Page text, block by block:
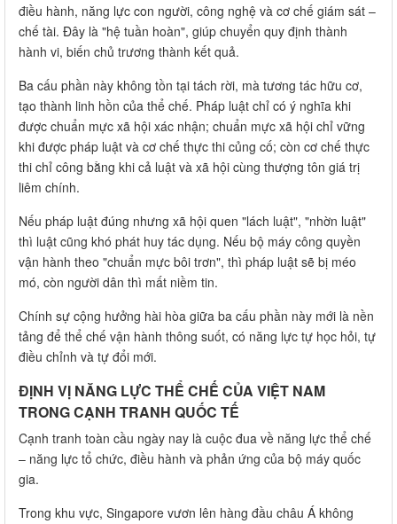
điều hành, năng lực con người, công nghệ và cơ chế giám sát –
chế tài. Đây là "hệ tuần hoàn", giúp chuyển quy định thành
hành vi, biến chủ trương thành kết quả.
Ba cấu phần này không tồn tại tách rời, mà tương tác hữu cơ,
tạo thành linh hồn của thể chế. Pháp luật chỉ có ý nghĩa khi
được chuẩn mực xã hội xác nhận; chuẩn mực xã hội chỉ vững
khi được pháp luật và cơ chế thực thi củng cố; còn cơ chế thực
thi chỉ công bằng khi cả luật và xã hội cùng thượng tôn giá trị
liêm chính.
Nếu pháp luật đúng nhưng xã hội quen "lách luật", "nhờn luật"
thì luật cũng khó phát huy tác dụng. Nếu bộ máy công quyền
vận hành theo "chuẩn mực bôi trơn", thì pháp luật sẽ bị méo
mó, còn người dân thì mất niềm tin.
Chính sự cộng hưởng hài hòa giữa ba cấu phần này mới là nền
tảng để thể chế vận hành thông suốt, có năng lực tự học hỏi, tự
điều chỉnh và tự đổi mới.
ĐỊNH VỊ NĂNG LỰC THỂ CHẾ CỦA VIỆT NAM
TRONG CẠNH TRANH QUỐC TẾ
Cạnh tranh toàn cầu ngày nay là cuộc đua về năng lực thể chế
– năng lực tổ chức, điều hành và phản ứng của bộ máy quốc
gia.
Trong khu vực, Singapore vươn lên hàng đầu châu Á không